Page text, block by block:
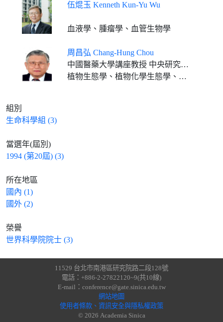
伍焜玉 Kenneth Kun-Yu Wu
血液學、腫瘤學、血管生物學
周昌弘 Chang-Hung Chou
中國醫藥大學講座教授 中央研究院通信研究員 臺灣大學特聘講座 中山大學講座教授 中興大學講座教授 成功大學客座特聘講座 屏東科技大學終身講座教授
植物生態學、植物化學生態學、分子生態學
組別
生命科學組 (3)
當選年(屆別)
1994 (第20屆) (3)
所在地區
國內 (1)
國外 (2)
榮譽
世界科學院院士 (3)
11529 台北市南港區研究院路二段128號
電話：+886-2-27822120~9(共10線)
E-mail：conference@gate.sinica.edu.tw
網站地圖
使用者條款、資訊安全與隱私權政策
© 2026 Academia Sinica